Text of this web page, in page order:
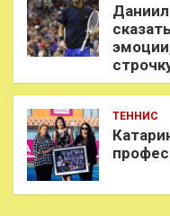
ТЕННИС